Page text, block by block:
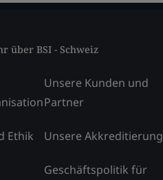
über BSI - Schweiz
Ethik
Unsere Kunden und
Partner
Unsere Akkreditierung
Geschäftspolitik für